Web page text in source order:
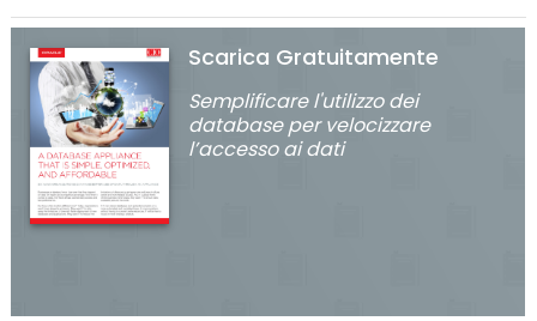
Scarica Gratuitamente
Semplificare l'utilizzo dei
database per velocizzare
l’accesso ai dati